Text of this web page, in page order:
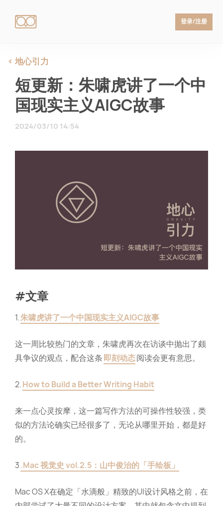
登录/注册
地心引力
短更新：朱啸虎讲了一个中
国现实主义AIGC故事
2024/03/10 14:54
#文章
1.朱啸虎讲了一个中国现实主义AIGC故事
这一周比较热门的文章，朱啸虎再次在访谈中抛出了颇
具争议的观点，配合这条即刻动态阅读会更有意思。
2.How to Build a Better Writing Habit
来一点心灵按摩，这一篇写作方法的可操作性较强，类
似的方法论确实已经很多了，无论从哪里开始，都是好
的。
3.Mac 视觉史 vol.2.5：山中俊治的「手绘板」
Mac OS X在确定「水滴般」精致的UI设计风格之前，在